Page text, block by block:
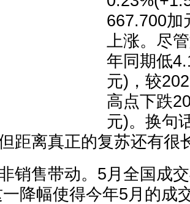
667.700加
上涨。尽
年同期低
元)，较
高点下跌
元)。换句
距离真正的复苏还有很
销售带动。5月全国成
降幅使得今年5月的成